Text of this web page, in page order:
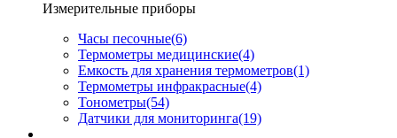
Измерительные приборы
Часы песочные(6)
Термометры медицинские(4)
Емкость для хранения термометров(1)
Термометры инфракрасные(4)
Тонометры(54)
Датчики для мониторинга(19)